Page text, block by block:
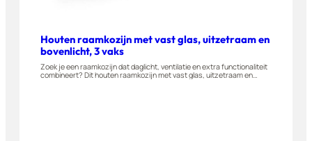
Houten raamkozijn met vast glas, uitzetraam en
bovenlicht, 3 vaks
Zoek je een raamkozijn dat daglicht, ventilatie en extra functionaliteit
combineert? Dit houten raamkozijn met vast glas, uitzetraam en